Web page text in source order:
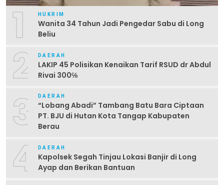
1 HUKRIM
Wanita 34 Tahun Jadi Pengedar Sabu di Long
Beliu
2 DAERAH
LAKIP 45 Polisikan Kenaikan Tarif RSUD dr Abdul
Rivai 300℅
3 DAERAH
“Lobang Abadi” Tambang Batu Bara Ciptaan
PT. BJU di Hutan Kota Tangap Kabupaten
Berau
4 DAERAH
Kapolsek Segah Tinjau Lokasi Banjir di Long
Ayap dan Berikan Bantuan